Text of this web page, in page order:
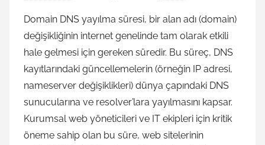
Domain DNS yayılma süresi, bir alan adı (domain)
değişikliğinin internet genelinde tam olarak etkili
hale gelmesi için gereken süredir. Bu süreç, DNS
kayıtlarındaki güncellemelerin (örneğin IP adresi,
nameserver değişiklikleri) dünya çapındaki DNS
sunucularına ve resolver’lara yayılmasını kapsar.
Kurumsal web yöneticileri ve IT ekipleri için kritik
öneme sahip olan bu süre, web sitelerinin